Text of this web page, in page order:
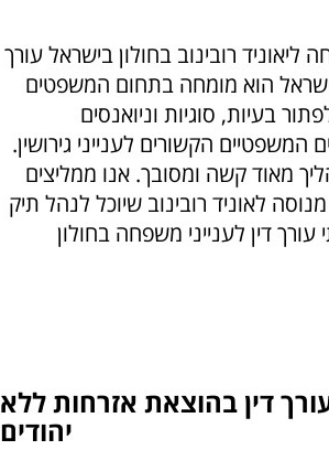
ליאוניד רובינוב בחולון בישראל עורך
הוא מומחה בתחום המשפטים
בעיות, סוגיות וניואנסים
המשפטיים הקשורים לענייני גירושין.
מאוד קשה ומסובך. אנו ממליצים
לאוניד רובינוב שיוכל לנהל תיק
עורך דין לענייני משפחה בחולון
דין בהוצאת אזרחות ללא
יהודים